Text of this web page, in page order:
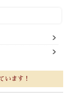
います！